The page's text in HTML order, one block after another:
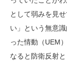
として弱みを見
い」という無意
った情動（UEM
なると防衛反射